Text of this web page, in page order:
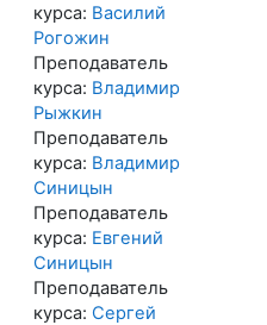
курса: Василий
Рогожин
Преподаватель
курса: Владимир
Рыжкин
Преподаватель
курса: Владимир
Синицын
Преподаватель
курса: Евгений
Синицын
Преподаватель
курса: Сергей